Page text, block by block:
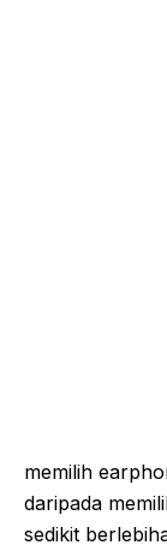
memilih
daripada
sedikit